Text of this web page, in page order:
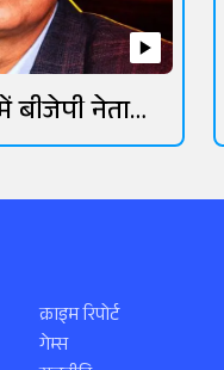
नेता
क्राइम रिपोर्ट
गेम्स